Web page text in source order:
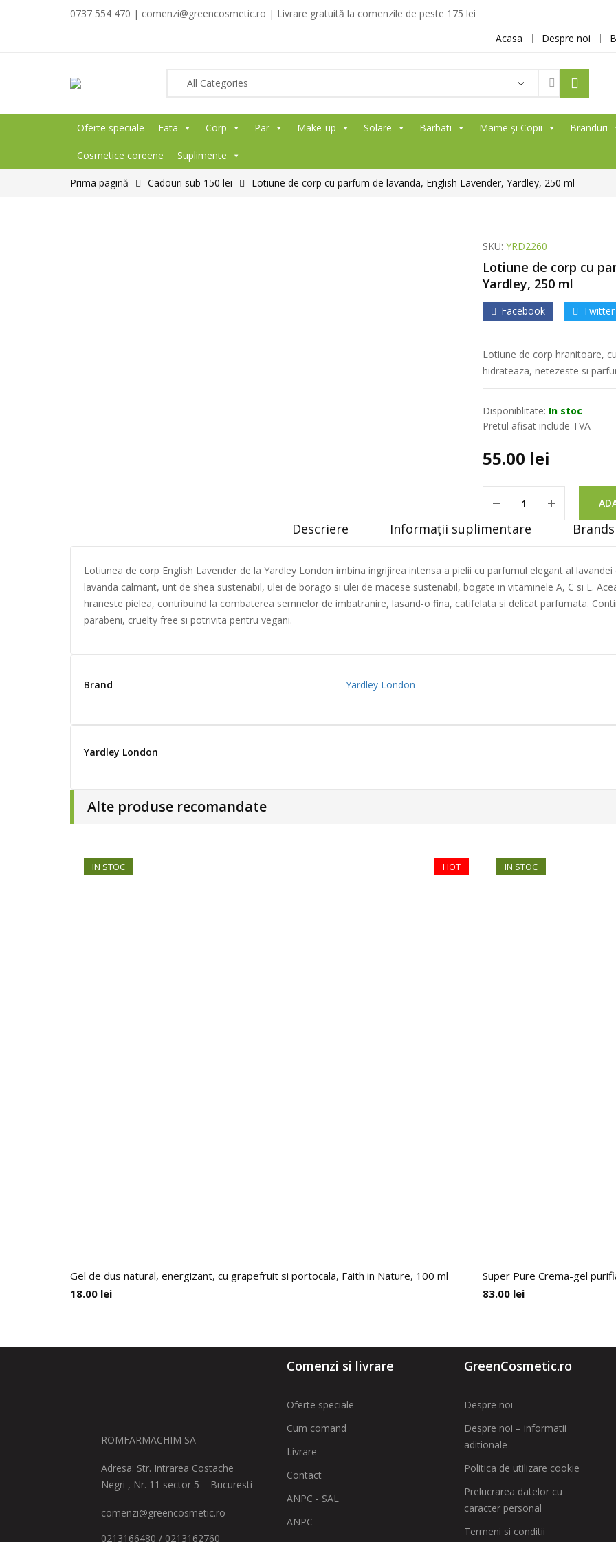
0737 554 470 | comenzi@greencosmetic.ro | Livrare gratuită la comenzile de peste 175 lei
Acasa
Despre noi
Oferte speciale Fata Corp Par Make-up Solare Barbati Mame și Copii Branduri
Cosmetice coreene Suplimente
Prima pagină Cadouri sub 150 lei Lotiune de corp cu parfum de lavanda, English Lavender, Yardley, 250 ml
SKU: YRD2260
Lotiune de corp cu
Yardley, 250 ml
Facebook Twitter
Lotiune de corp hranitoare,
hidrateaza, netezeste si
Disponiblitate: In stoc
Pretul afisat include TVA
55.00 lei
Descriere Informații suplimentare
Lotiunea de corp English Lavender de la Yardley London imbina ingrijirea intensa a pielii cu parfumul elegant al
lavanda calmant, unt de shea sustenabil, ulei de borago si ulei de macese sustenabil, bogate in vitaminele A, C si E.
hraneste pielea, contribuind la combaterea semnelor de imbatranire, lasand-o fina, catifelata si delicat parfumata.
parabeni, cruelty free si potrivita pentru vegani.
Brand Yardley London
Yardley London
Alte produse recomandate
HOT
IN STOC
Gel de dus natural, energizant, cu grapefruit si portocala, Faith in Nature, 100 ml
18.00 lei
IN STOC
Super Pure Crema-gel
83.00 lei
ROMFARMACHIM SA
Adresa: Str. Intrarea Costache
Negri , Nr. 11 sector 5 – Bucuresti
comenzi@greencosmetic.ro
0213166480 / 0213162760
Comenzi si livrare
Oferte speciale
Cum comand
Livrare
Contact
ANPC - SAL
ANPC
GreenCosmetic.ro
Despre noi
Despre noi – informatii
aditionale
Politica de utilizare cookie
Prelucrarea datelor cu
caracter personal
Termeni si conditii